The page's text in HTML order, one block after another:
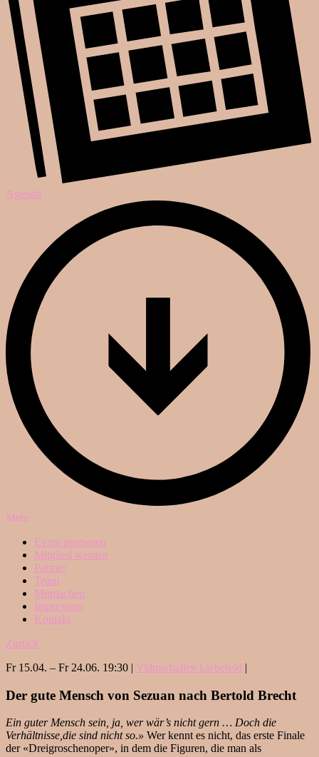
Agenda
Mehr
Event promoten
Mitglied werden
Partner
Team
Mitmachen
Impressum
Kontakt
Zurück
Fr 15.04. – Fr 24.06. 19:30 | Vidmarhallen Liebefeld |
Der gute Mensch von Sezuan nach Bertold Brecht
Ein guter Mensch sein, ja, wer wär’s nicht gern … Doch die
Verhältnisse,die sind nicht so.» Wer kennt es nicht, das erste Finale
der «Dreigroschenoper», in dem die Figuren, die man als